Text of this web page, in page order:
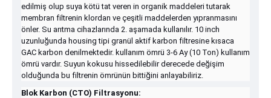
edilmiş olup suya kötü tat veren in organik maddeleri tutarak
membran filtrenin klordan ve çeşitli maddelerden yıpranmasını
önler. Su arıtma cihazlarında 2. aşamada kullanılır. 10 inch
uzunluğunda housing tipi granül aktif karbon filtresine kısaca
GAC karbon denilmektedir. kullanım ömrü 3-6 Ay (10 Ton) kullanım
ömrü vardır. Suyun kokusu hissedilebilir derecede değişim
olduğunda bu filtrenin ömrünün bittiğini anlayabiliriz.
Blok Karbon (CTO) Filtrasyonu: